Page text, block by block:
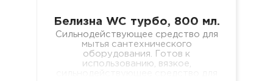
Белизна WC турбо, 800 мл.
Сильнодействующее средство для
мытья сантехнического
оборудования. Готов к
использованию, вязкое,